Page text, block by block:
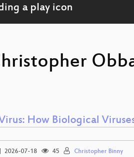
How Biological
2026-07-18 45 Christopher Binny